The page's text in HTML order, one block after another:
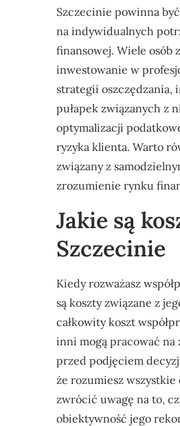
Szczecinie powinna
na indywidualnych
finansowej. Wiele osób
inwestowanie w
strategii oszczędzania,
pułapek związanych z
optymalizacji
ryzyka klienta. Warto
związany z
zrozumienie rynku
Jakie są
Szczecinie
Kiedy rozważasz
są koszty związane z
całkowity koszt
inni mogą pracować na
przed podjęciem
że rozumiesz
zwrócić uwagę na to,
obiektywność jego